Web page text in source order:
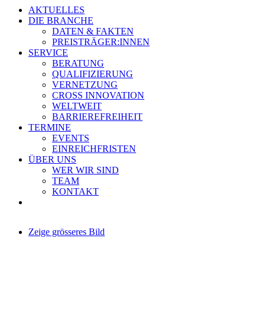
AKTUELLES
DIE BRANCHE
DATEN & FAKTEN
PREISTRÄGER:INNEN
SERVICE
BERATUNG
QUALIFIZIERUNG
VERNETZUNG
CROSS INNOVATION
WELTWEIT
BARRIEREFREIHEIT
TERMINE
EVENTS
EINREICHFRISTEN
ÜBER UNS
WER WIR SIND
TEAM
KONTAKT
Zeige grösseres Bild